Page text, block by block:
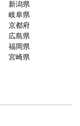
新潟県
岐阜県
京都府
広島県
福岡県
宮崎県